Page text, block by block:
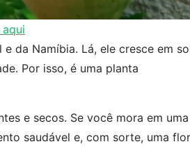
da Namíbia. Lá, ele cresce em
Por isso, é uma planta
e secos. Se você mora em uma
saudável e, com sorte, uma